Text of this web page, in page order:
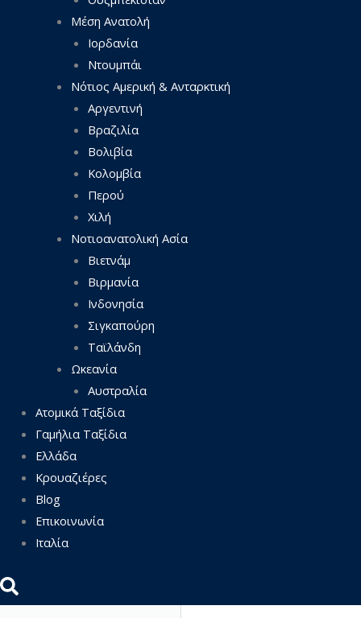
Μέση Ανατολή
Ιορδανία
Ντουμπάι
Νότιος Αμερική & Ανταρκτική
Αργεντινή
Βραζιλία
Βολιβία
Κολομβία
Περού
Χιλή
Νοτιοανατολική Ασία
Βιετνάμ
Βιρμανία
Ινδονησία
Σιγκαπούρη
Ταϊλάνδη
Ωκεανία
Αυστραλία
Ατομικά Ταξίδια
Γαμήλια Ταξίδια
Ελλάδα
Κρουαζιέρες
Blog
Επικοινωνία
Ιταλία